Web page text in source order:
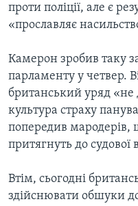
проти поліції, але є
«прославляє
Камерон зробив таку
парламенту у четвер.
британський уряд «не
культура страху
попередив мародерів,
притягнуть до судової
Втім, сьогодні
здійснювати обшуки